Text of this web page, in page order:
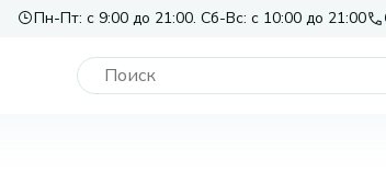
Пн-Пт: с 9:00 до 21:00. Сб-Вс: с 10:00 до 21:00